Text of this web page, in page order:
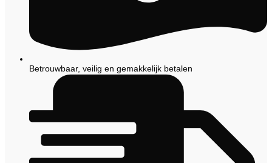
Betrouwbaar, veilig en gemakkelijk betalen